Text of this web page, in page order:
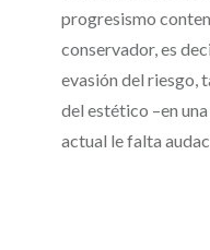
progresismo
conservador, es
evasión del riesgo,
del estético –en
actual le falta